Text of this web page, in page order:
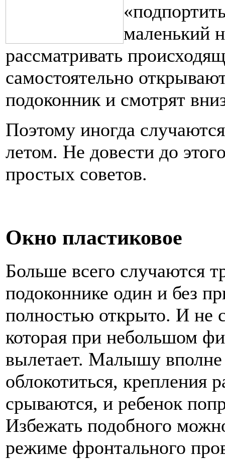
маленький
рассматривать
самостоятельно
подоконник и смотрят
Поэтому иногда
летом. Не довести до
простых советов.
Окно пластиковое
Больше всего случаются
подоконнике один и без
полностью открыто. И не
которая при небольшом
вылетает. Малышу вполне
облокотиться, крепления
срываются, и ребенок
Избежать подобного
режиме фронтального